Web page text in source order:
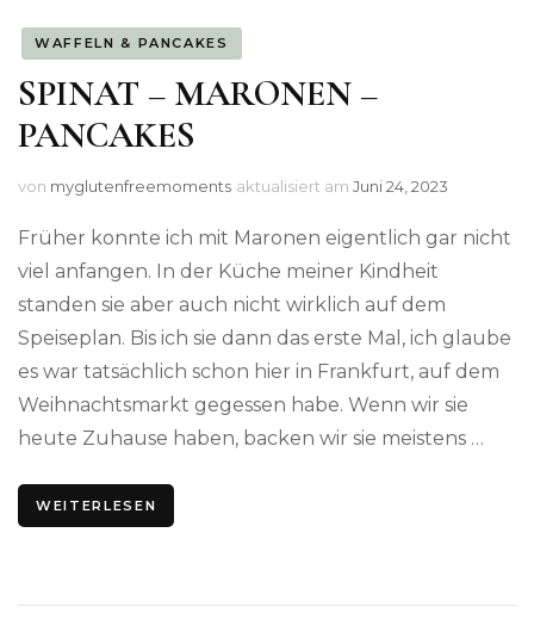
WAFFELN & PANCAKES
SPINAT – MARONEN –
PANCAKES
von myglutenfreemoments aktualisiert am Juni 24, 2023
Früher konnte ich mit Maronen eigentlich gar nicht
viel anfangen. In der Küche meiner Kindheit
standen sie aber auch nicht wirklich auf dem
Speiseplan. Bis ich sie dann das erste Mal, ich glaube
es war tatsächlich schon hier in Frankfurt, auf dem
Weihnachtsmarkt gegessen habe. Wenn wir sie
heute Zuhause haben, backen wir sie meistens …
WEITERLESEN